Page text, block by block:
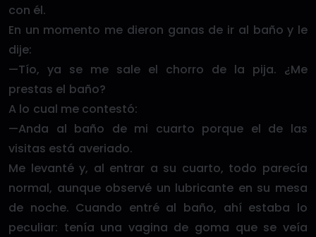
con él.
En un momento me dieron ganas de ir al baño y le
dije:
—Tío, ya se me sale el chorro de la pija. ¿Me
prestas el baño?
A lo cual me contestó:
—Anda al baño de mi cuarto porque el de las
visitas está averiado.
Me levanté y, al entrar a su cuarto, todo parecía
normal, aunque observé un lubricante en su mesa
de noche. Cuando entré al baño, ahí estaba lo
peculiar: tenía una vagina de goma que se veía